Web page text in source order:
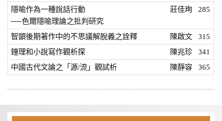
隱喻作為一種說話行動
──色爾隱喻理論之批判研究
莊佳珣 285
智顗後期著作中的不思議解脫義之詮釋 陳啟文
315
鐘理和小說寫作觀析探
陳兆珍
341
中國古代文論之「源/流」觀試析
陳靜容 365